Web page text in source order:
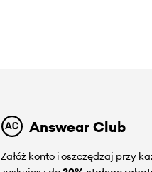
Answear Club
Załóż konto i oszczędzaj przy